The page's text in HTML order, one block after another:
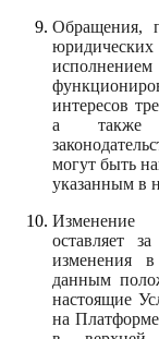
Обращения,
интересов
а также
могут быть
указанным в
Изменение
оставляет
изменения
данным
настоящие
на